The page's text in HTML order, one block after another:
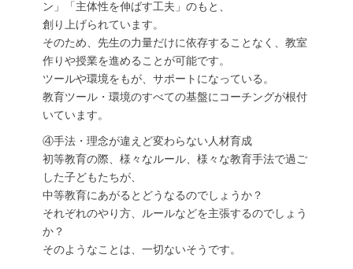
ン」「主体性を伸ばす工夫」のもと、
創り上げられています。
そのため、先生の力量だけに依存することなく、教室
作りや授業を進めることが可能です。
ツールや環境をもが、サポートになっている。
教育ツール・環境のすべての基盤にコーチングが根付
いています。
④手法・理念が違えど変わらない人材育成
初等教育の際、様々なルール、様々な教育手法で過ご
した子どもたちが、
中等教育にあがるとどうなるのでしょうか？
それぞれのやり方、ルールなどを主張するのでしょう
か？
そのようなことは、一切ないそうです。